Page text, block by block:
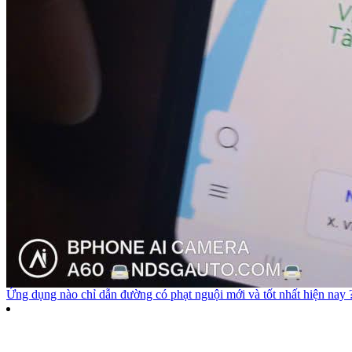
Ứng dụng nào chỉ dẫn đường có phạt nguội mới và tốt nhất hiện nay